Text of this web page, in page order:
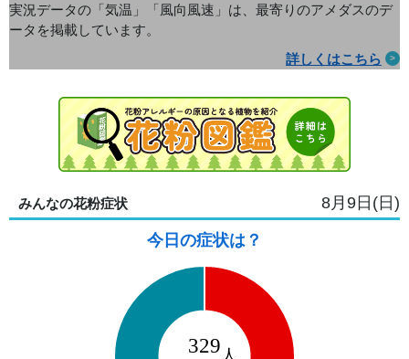
実況データの「気温」「風向風速」は、最寄りのアメダスのデ
ータを掲載しています。
詳しくはこちら
みんなの花粉症状 8月9日(日)
今日の症状は？